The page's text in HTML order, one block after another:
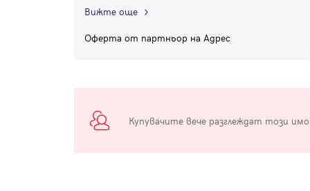
Вижте още
Оферта от партньор на Адрес
Купувачите вече разглеждат този